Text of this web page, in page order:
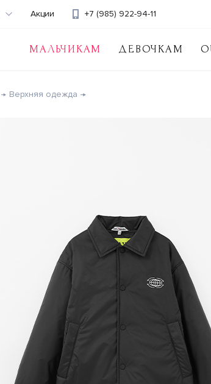
МАЛЬЧИКАМ ДЕВОЧКАМ
+7 (985) 922-94-11
Акции
Верхняя одежда